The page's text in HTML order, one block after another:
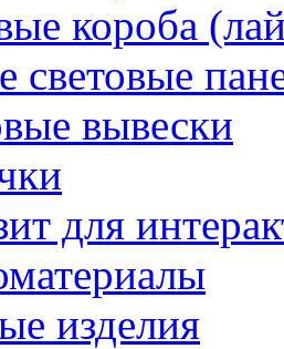
короба
световые
вывески
для
изделия